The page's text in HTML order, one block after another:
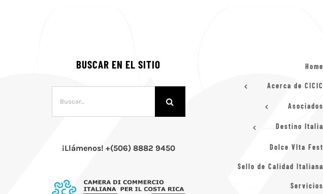
BUSCAR EN EL SITIO
¡Llámenos! +(506) 8882 9450
Home
Acerca de CICIC
Asociados
Destino Italia
Dolce VIta Fest
Sello de Calidad Italiana
Servicios